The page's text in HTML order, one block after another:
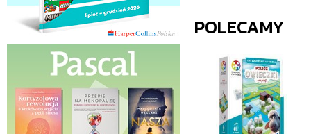
POLECAMY